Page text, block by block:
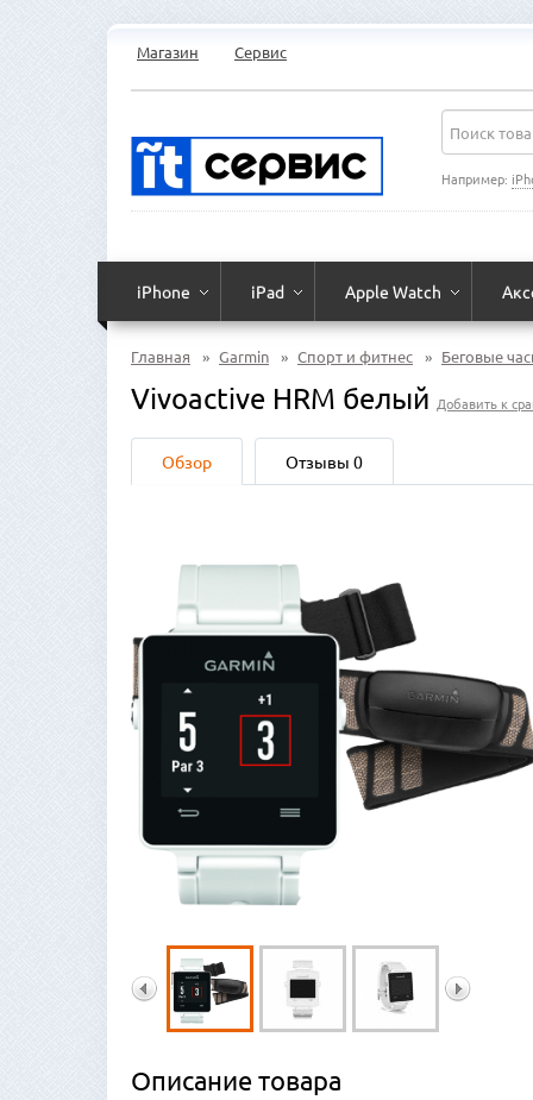
Магазин Сервис
Например:
iPhone iPad Apple Watch
Главная » Garmin » Спорт и фитнес » Беговые
Vivoactive HRM белый Добавить к
Обзор Отзывы 0
Описание товара